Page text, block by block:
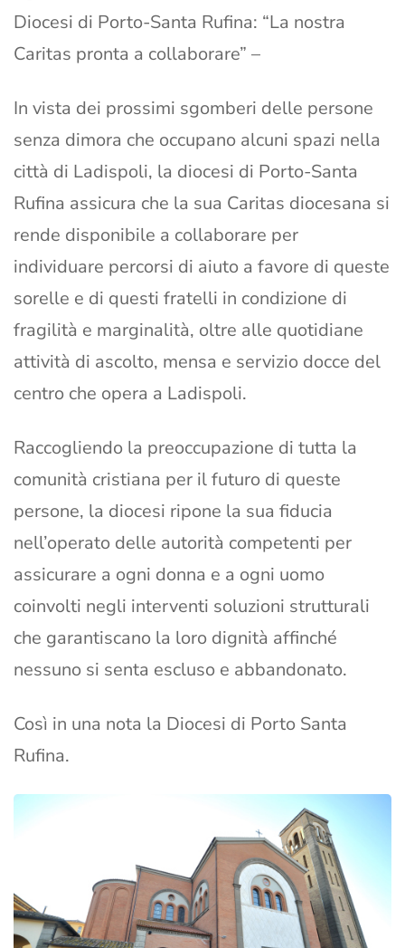
Diocesi di Porto-Santa Rufina: “La nostra
Caritas pronta a collaborare” –
In vista dei prossimi sgomberi delle persone
senza dimora che occupano alcuni spazi nella
città di Ladispoli, la diocesi di Porto-Santa
Rufina assicura che la sua Caritas diocesana si
rende disponibile a collaborare per
individuare percorsi di aiuto a favore di queste
sorelle e di questi fratelli in condizione di
fragilità e marginalità, oltre alle quotidiane
attività di ascolto, mensa e servizio docce del
centro che opera a Ladispoli.
Raccogliendo la preoccupazione di tutta la
comunità cristiana per il futuro di queste
persone, la diocesi ripone la sua fiducia
nell’operato delle autorità competenti per
assicurare a ogni donna e a ogni uomo
coinvolti negli interventi soluzioni strutturali
che garantiscano la loro dignità affinché
nessuno si senta escluso e abbandonato.
Così in una nota la Diocesi di Porto Santa
Rufina.